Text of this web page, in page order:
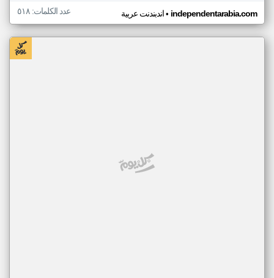
اندبندنت عربية• independentarabia.com عدد الكلمات: ٥١٨